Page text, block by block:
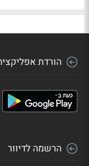
הורדת
הרשמה לדיוור